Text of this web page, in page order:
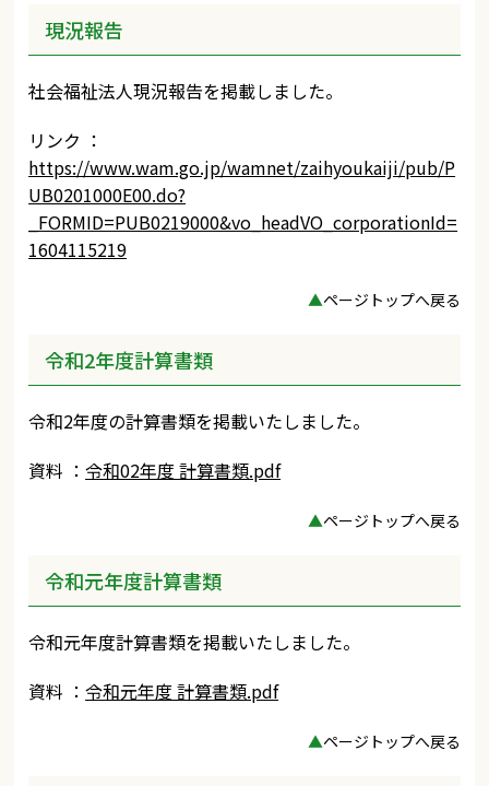
現況報告
社会福祉法人現況報告を掲載しました。
リンク ：
https://www.wam.go.jp/wamnet/zaihyoukaiji/pub/P
UB0201000E00.do?
_FORMID=PUB0219000&vo_headVO_corporationId=
1604115219
▲ページトップへ戻る
令和2年度計算書類
令和2年度の計算書類を掲載いたしました。
資料 ：令和02年度 計算書類.pdf
▲ページトップへ戻る
令和元年度計算書類
令和元年度計算書類を掲載いたしました。
資料 ：令和元年度 計算書類.pdf
▲ページトップへ戻る